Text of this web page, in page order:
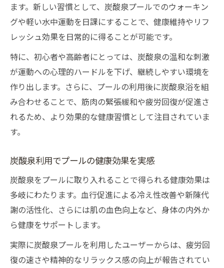
ます。新しい習慣として、炭酸泉プールでのウォーキン
グや軽い水中運動を日課にすることで、健康維持やリフ
レッシュ効果を日常的に得ることが可能です。
特に、初心者や高齢者にとっては、炭酸泉の温和な刺激
が運動への心理的ハードルを下げ、継続しやすい環境を
作り出します。さらに、プールの利用後に炭酸泉浴を組
み合わせることで、筋肉の緊張緩和や疲労回復が促進さ
れるため、より効果的な健康習慣として注目されていま
す。
炭酸泉利用でプールの健康効果を実感
炭酸泉をプールに取り入れることで得られる健康効果は
多岐にわたります。血行促進による冷え性改善や新陳代
謝の活性化、さらには肌の血色向上など、身体の内外か
ら健康をサポートします。
実際に炭酸泉プールを利用したユーザーからは、疲労回
復の速さや精神的なリラックス感の向上が報告されてい